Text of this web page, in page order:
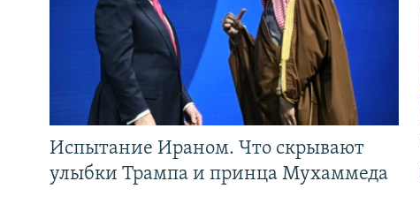
Испытание Ираном. Что скрывают
улыбки Трампа и принца Мухаммеда